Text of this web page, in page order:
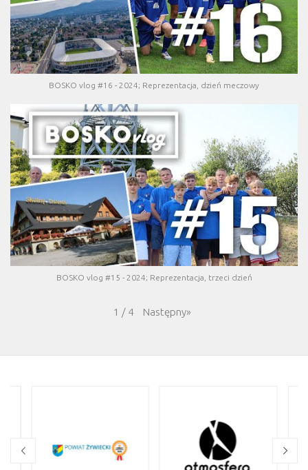
BOSKO vlog #16 - 2024; Reprezentacja, dzień meczowy
BOSKO vlog #15 - 2024; Reprezentacja, trzeci dzień
1 / 4 Następny»